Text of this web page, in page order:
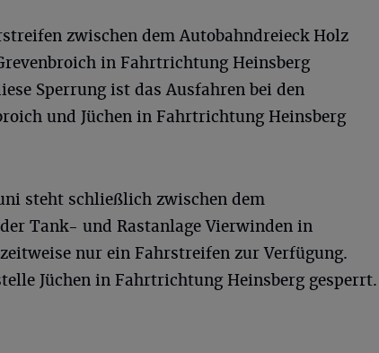
zwischen dem Autobahndreieck Holz
in Fahrtrichtung Heinsberg
Sperrung ist das Ausfahren bei den
und Jüchen in Fahrtrichtung Heinsberg
steht schließlich zwischen dem
Tank- und Rastanlage Vierwinden in
nur ein Fahrstreifen zur Verfügung.
Jüchen in Fahrtrichtung Heinsberg gesperrt.